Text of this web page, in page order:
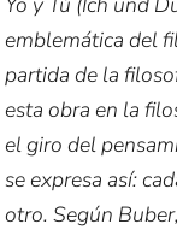
emblemática del
partida de la
esta obra en la
el giro del
se expresa así:
otro. Según